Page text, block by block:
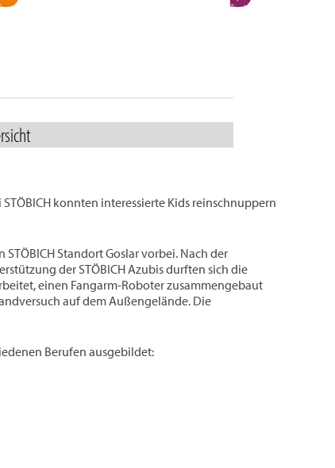
konnten interessierte Kids reinschnuppern
Standort Goslar vorbei. Nach der
der STÖBICH Azubis durften sich die
einen Fangarm-Roboter zusammengebaut
auf dem Außengelände. Die
Berufen ausgebildet: